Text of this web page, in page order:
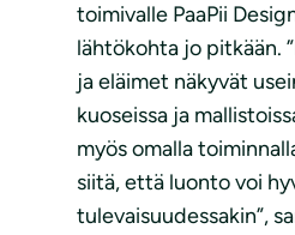
toimivalle PaaPii
lähtökohta jo pitkään.
ja eläimet näkyvät
kuoseissa ja
myös omalla
siitä, että luonto voi
tulevaisuudessakin”,